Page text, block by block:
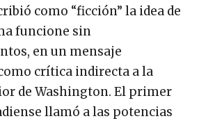
como “ficción” la idea de
funcione sin
en un mensaje
crítica indirecta a la
de Washington. El primer
llamó a las potencias